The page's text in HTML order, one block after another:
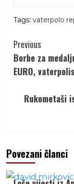
Tags: vaterpolo
Continue
Reading
Previous
Borbe za
EURO,
Rukometaši
Povezani članci